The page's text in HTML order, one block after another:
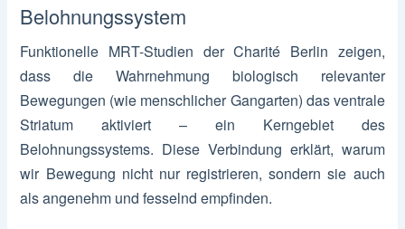
Belohnungssystem
Funktionelle MRT-Studien der Charité Berlin zeigen,
dass die Wahrnehmung biologisch relevanter
Bewegungen (wie menschlicher Gangarten) das ventrale
Striatum aktiviert – ein Kerngebiet des
Belohnungssystems. Diese Verbindung erklärt, warum
wir Bewegung nicht nur registrieren, sondern sie auch
als angenehm und fesselnd empfinden.